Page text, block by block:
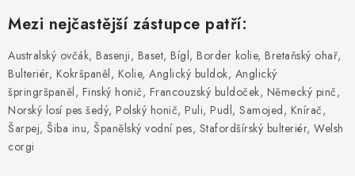
KONĚ
PRO CHOVATELE
NOVINKY
Mezi nejčastější zástupce patří:
Australský ovčák, Basenji, Baset, Bígl, Border kolie, Bretaňský ohař,
Bulteriér, Kokršpaněl, Kolie, Anglický buldok, Anglický
špringršpaněl, Finský honič, Francouzský buldoček, Německý pinč,
Norský losí pes šedý, Polský honič, Puli, Pudl, Samojed, Knírač,
Šarpej, Šiba inu, Španělský vodní pes, Stafordšírský bulteriér, Welsh
corgi